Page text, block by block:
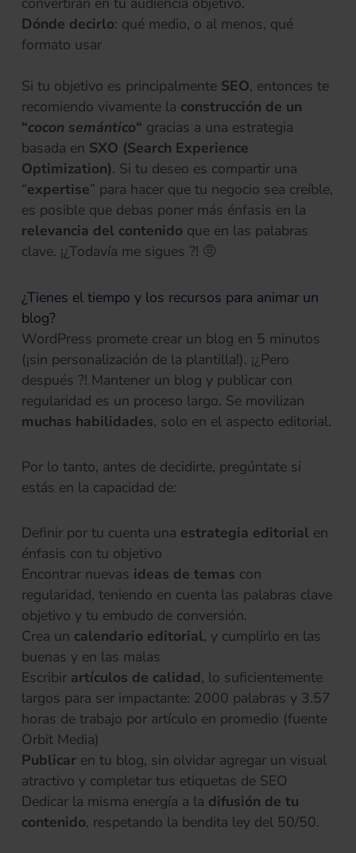
Dónde decirlo: qué medio, o al menos, qué
formato usar
Si tu objetivo es principalmente SEO, entonces te
recomiendo vivamente la construcción de un
“cocon semántico“ gracias a una estrategia
basada en SXO (Search Experience
Optimization). Si tu deseo es compartir una
“expertise” para hacer que tu negocio sea creíble,
es posible que debas poner más énfasis en la
relevancia del contenido que en las palabras
clave. ¡¿Todavía me sigues ?! 🤨
¿Tienes el tiempo y los recursos para animar un
blog?
WordPress promete crear un blog en 5 minutos
(¡sin personalización de la plantilla!). ¡¿Pero
después ?! Mantener un blog y publicar con
regularidad es un proceso largo. Se movilizan
muchas habilidades, solo en el aspecto editorial.
Por lo tanto, antes de decidirte, pregúntate si
estás en la capacidad de:
Definir por tu cuenta una estrategia editorial en
énfasis con tu objetivo
Encontrar nuevas ideas de temas con
regularidad, teniendo en cuenta las palabras clave
objetivo y tu embudo de conversión.
Crea un calendario editorial, y cumplirlo en las
buenas y en las malas
Escribir artículos de calidad, lo suficientemente
largos para ser impactante: 2000 palabras y 3.57
horas de trabajo por artículo en promedio (fuente
Orbit Media)
Publicar en tu blog, sin olvidar agregar un visual
atractivo y completar tus etiquetas de SEO
Dedicar la misma energía a la difusión de tu
contenido, respetando la bendita ley del 50/50.